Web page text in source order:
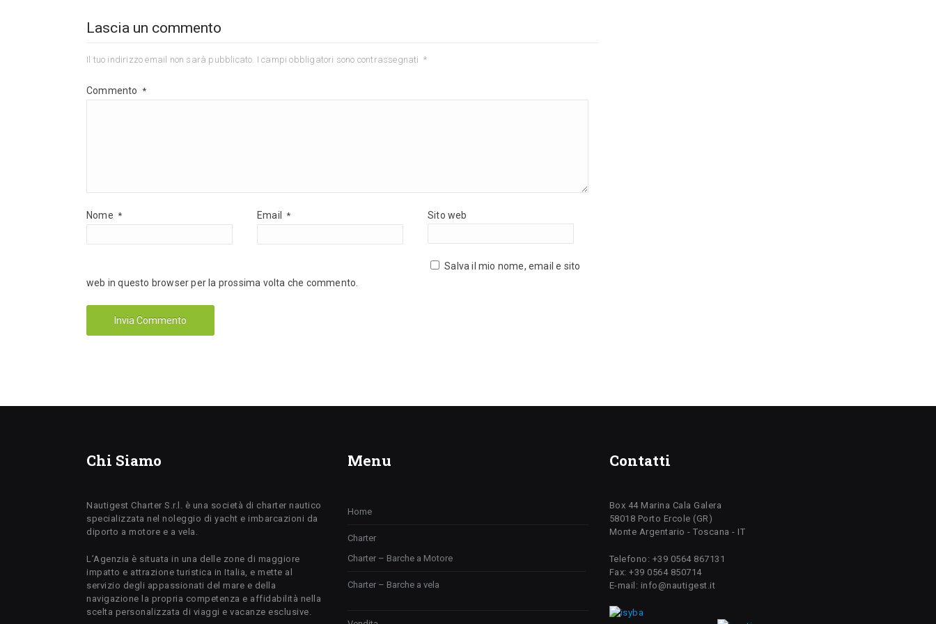
Lascia un commento
Il tuo indirizzo email non sarà pubblicato. I campi obbligatori sono contrassegnati *
Commento *
Nome * Email * Sito web
Salva il mio nome, email e sito
web in questo browser per la prossima volta che commento.
Chi Siamo
Nautigest Charter S.r.l. è una società di charter nautico
specializzata nel noleggio di yacht e imbarcazioni da
diporto a motore e a vela.
L’Agenzia è situata in una delle zone di maggiore
impatto e attrazione turistica in Italia, e mette al
servizio degli appassionati del mare e della
navigazione la propria competenza e affidabilità nella
scelta personalizzata di viaggi e vacanze esclusive.
Menu
Home
Charter
Charter – Barche a Motore
Charter – Barche a vela
Contatti
Box 44 Marina Cala Galera
58018 Porto Ercole (GR)
Monte Argentario - Toscana - IT
Telefono: +39 0564 867131
Fax: +39 0564 850714
E-mail: info@nautigest.it